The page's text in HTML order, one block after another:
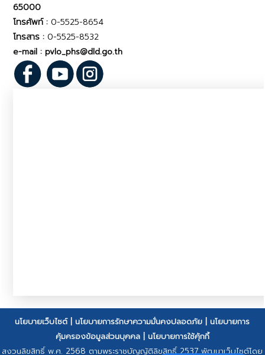
65000
โทรศัพท์ : 0-5525-8654
โทรสาร : 0-5525-8532
e-mail : pvlo_phs@dld.go.th
นโยบายเว็บไซต์|นโยบายการรักษาความมั่นคงปลอดภัย |นโยบายการ
คุ้มครองข้อมูลส่วนบุคคล| นโยบายการใช้คุ้กกี้
สงวนลิขสิทธิ์ พ.ศ. 2568 ตามพระราชบัญญัติลิขสิทธิ์ 2537 พัฒนาเว็บไซต์โดย